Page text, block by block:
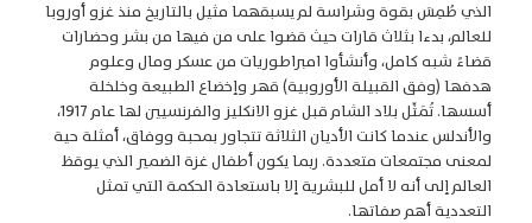
الذي طُمِسَ بقوة وشراسة لم يسبقهما مثيل بالتاريخ منذ غزو أوروبا
للعالم، بدءا بثلاث قارات حيث قضوا على من فيها من بشر وحضارات
قضاءً شبه كامل، وأنشأوا امبراطوريات من عسكر ومال وعلوم
هدفها (وفق القبيلة الأوروبية) قهر وإخضاع الطبيعة وخلخلة
أسسها. تُمَثِّل بلاد الشام قبل غزو الانكليز والفرنسيين لها عام 1917،
والأندلس عندما كانت الأديان الثلاثة تتجاور بمحبة ووفاق، أمثلة حية
لمعنى مجتمعات متعددة. ربما يكون أطفال غزة الضمير الذي يوقظ
العالم إلى أنه لا أمل للبشرية إلا باستعادة الحكمة التي تمثل
التعددية أهم صفاتها.